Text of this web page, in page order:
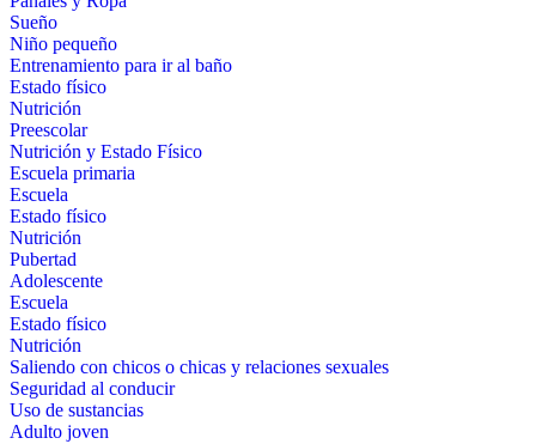
Sueño
Niño pequeño
Entrenamiento para ir al baño
Estado físico
Nutrición
Preescolar
Nutrición y Estado Físico
Escuela primaria
Escuela
Estado físico
Nutrición
Pubertad
Adolescente
Escuela
Estado físico
Nutrición
Saliendo con chicos o chicas y relaciones sexuales
Seguridad al conducir
Uso de sustancias
Adulto joven